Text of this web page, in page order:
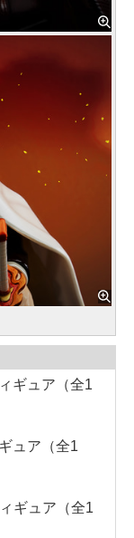
ギュア（全1
ュア（全1
ギュア（全1